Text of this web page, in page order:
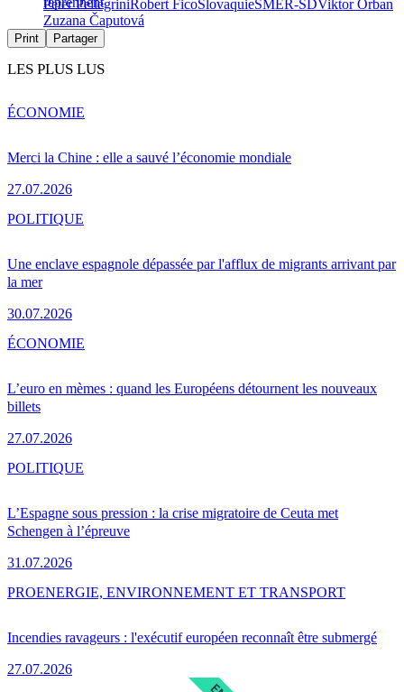
Peter Pellegrini Robert FicoSlovaquieSMER-SDViktor Orban
Zuzana Čaputová
Print Partager
LES PLUS LUS
Merci la Chine : elle a sauvé l’économie mondiale
27.07.2026
ÉCONOMIE
Une enclave espagnole dépassée par l'afflux de migrants arrivant par
la mer
30.07.2026
POLITIQUE
L’euro en mèmes : quand les Européens détournent les nouveaux
billets
27.07.2026
ÉCONOMIE
L’Espagne sous pression : la crise migratoire de Ceuta met
Schengen à l’épreuve
31.07.2026
POLITIQUE
Incendies ravageurs : l'exécutif européen reconnaît être submergé
27.07.2026
PROENERGIE, ENVIRONNEMENT ET TRANSPORT